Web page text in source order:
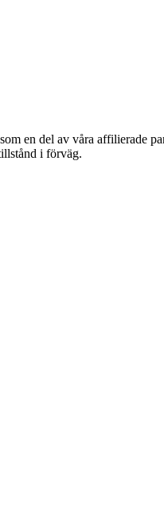
en del av våra affilierade
i förväg.